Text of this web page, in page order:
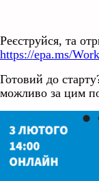
Реєструйся, та
https://epa.ms/
Готовий до
можливо за цим